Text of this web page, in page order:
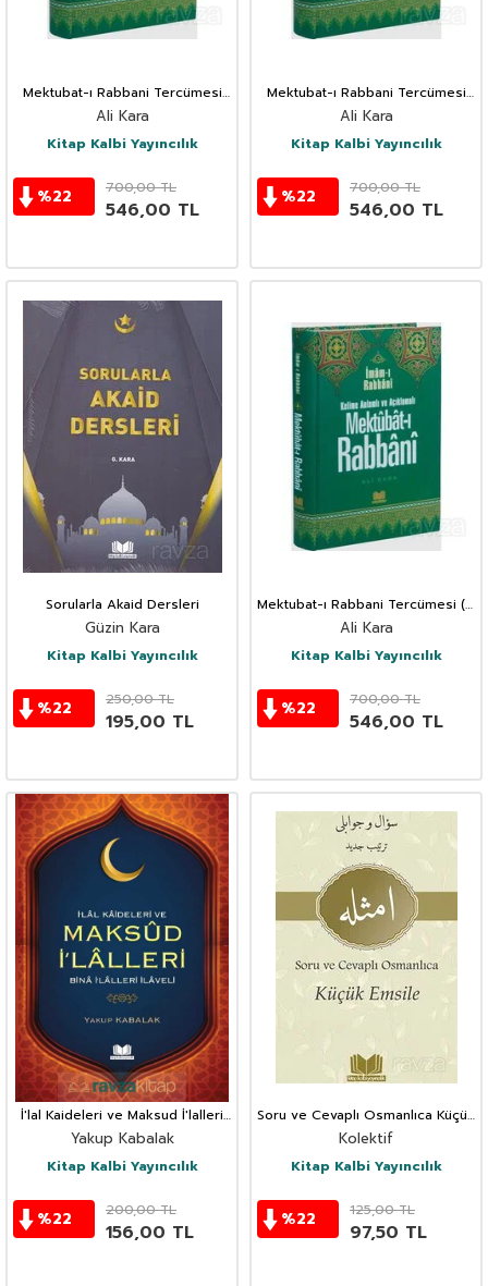
Mektubat-ı Rabbani Tercümesi
(7. Cilt)
Ali Kara
Kitap Kalbi Yayıncılık
%22 700,00TL
546,00 TL
Mektubat-ı Rabbani Tercümesi
(2. Cilt)
Ali Kara
Kitap Kalbi Yayıncılık
%22 700,00TL
546,00 TL
Sorularla Akaid Dersleri
Güzin Kara
Kitap Kalbi Yayıncılık
%22 250,00TL
195,00 TL
Mektubat-ı Rabbani Tercümesi (3.
Cilt)
Ali Kara
Kitap Kalbi Yayıncılık
%22 700,00TL
546,00 TL
İ'lal Kaideleri ve Maksud İ'lalleri
Bina İ'lalleri İlaveli
Yakup Kabalak
Kitap Kalbi Yayıncılık
%22 200,00TL
156,00 TL
Soru ve Cevaplı Osmanlıca Küçük
Emsile
Kolektif
Kitap Kalbi Yayıncılık
%22 125,00TL
97,50 TL